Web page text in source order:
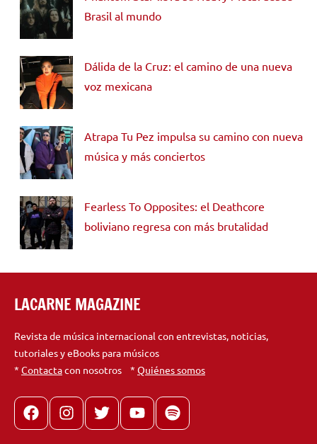
Brasil al mundo
Dálida de la Cruz: el camino de una nueva
voz mexicana
Atrapa Tu Pez impulsa su camino con nueva
música y más conciertos
Fearless To Opposites: el Deathcore
boliviano regresa con más brutalidad
LACARNE MAGAZINE
Revista de música internacional con entrevistas, noticias,
tutoriales y eBooks para músicos
* Contactacon nosotros * Quiénes somos
FacebookInstagram
X youtubespotify